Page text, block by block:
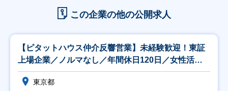
この企業の他の公開求人
【ピタットハウス仲介反響営業】未経験歓迎！東証
上場企業／ノルマなし／年間休日120日／女性活躍
推進◎
東京都